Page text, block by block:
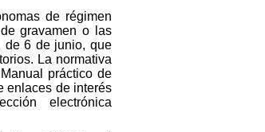
de régimen
gravamen o las
de 6 de junio, que
La normativa
práctico de
enlaces de interés
electrónica